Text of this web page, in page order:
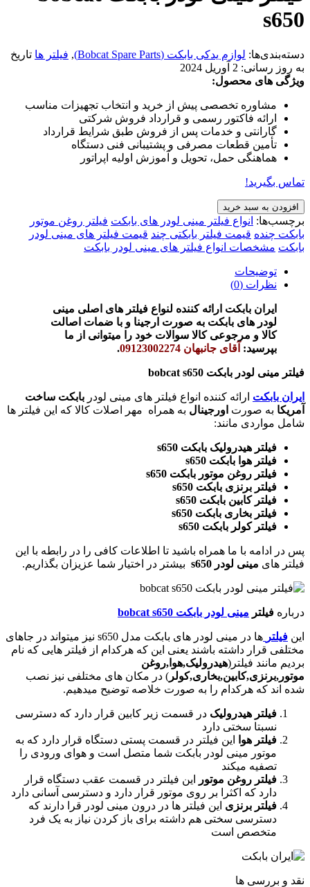
s650
دسته‌بندی‌ها: لوازم یدکی بابکت (Bobcat Spare Parts) , فیلتر ها تاریخ
به روز رسانی: 2 آوریل 2024
ویژگی های محصول:
مشاوره تخصصی پیش از خرید و انتخاب تجهیزات مناسب
ارائه فاکتور رسمی و قرارداد فروش شرکتی
گارانتی و خدمات پس از فروش طبق شرایط قرارداد
تأمین قطعات مصرفی و پشتیبانی فنی دستگاه
هماهنگی حمل، تحویل و آموزش اولیه اپراتور
تماس بگیرید!
افزودن به سبد خرید
برچسب‌ها: انواع فیلتر مینی لودر های بابکت فیلتر روغن موتور
بابکت چنده قیمت فیلتر بابکتی چند قیمت فیلتر های مینی لودر
بابکت مشخصات انواع فیلتر های مینی لودر بابکت
توضیحات
نظرات (0)
ایران بابکت ارائه کننده لنواع فیلتر های اصلی مینی
لودر های بابکت به صورت ارجینا و با ضمات اصالت
کالا و مرجوعی کالا سوالات خود را میتوانی از ما
بپرسید: آقای جانبهان 09123002274 .
فیلتر مینی لودر بابکت bobcat s650
ایران بابکت ارائه کننده انواع فیلتر های مینی لودر بابکت ساخت
آمریکا به صورت اورجینال به همراه مهر اصلات کالا که این فیلتر ها
شامل مواردی مانند:
فیلتر هیدرولیک بابکت s650
فیلتر هوا بابکت s650
فیلتر روغن موتور بابکت s650
فیلتر برنزی بابکت s650
فیلتر کابین بابکت s650
فیلتر بخاری بابکت s650
فیلتر کولر بابکت s650
پس در ادامه با ما همراه باشید تا اطلاعات کافی را در رابطه با این
فیلتر های مینی لودر s650 بیشتر در اختیار شما عزیزان بگذاریم.
درباره فیلتر مینی لودر بابکت bobcat s650
این فیلتر
ها در مینی لودر های بابکت مدل s650 نیز میتواند در جاهای
مختلفی قرار داشته باشند یعنی این که هرکدام از فیلتر هایی که نام
بردیم مانند فیلتر(هیدرولیک,هوا,روغن
موتور,برنزی,کابین,بخاری,کولر ) در مکان های مختلفی نیز نصب
شده اند که هرکدام را به صورت خلاصه توضیح میدهیم.
فیلتر هیدرولیک در قسمت زیر کابین قرار دارد که دسترسی
نسبتا سختی دارد
فیلتر هوا
این فیلتر در قسمت پستی دستگاه قرار دارد که به
موتور مینی لودر بابکت شما متصل است و هوای ورودی را
تصفیه میکند
فیلتر روغن موتور
این فیلتر در قسمت عقب دستگاه قرار
دارد که اکثرا بر روی موتور قرار دارد و دسترسی آسانی دارد
فیلتر برنزی این فیلتر ها در درون مینی لودر قرا دارند که
دسترسی سختی هم داشته برای باز کردن نیاز به یک فرد
متخصص است
نقد و بررسی ها